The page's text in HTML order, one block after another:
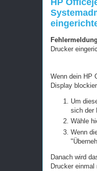
HP
Drucker
Wenn dein HP
Display
Um
sich der
Wähle
Wenn
Danach wird
Drucker einmal